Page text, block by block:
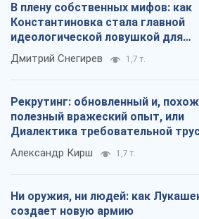
В плену собственных мифов: как
Константиновка стала главной
идеологической ловушкой для
российских оккупантов
Дмитрий Снегирев 1,7 т.
Рекрутинг: обновленный и,
полезный вражеский опыт, или
Диалектика требовательной
Александр Кирш 1,7 т.
Ни оружия, ни людей: как
создает новую армию